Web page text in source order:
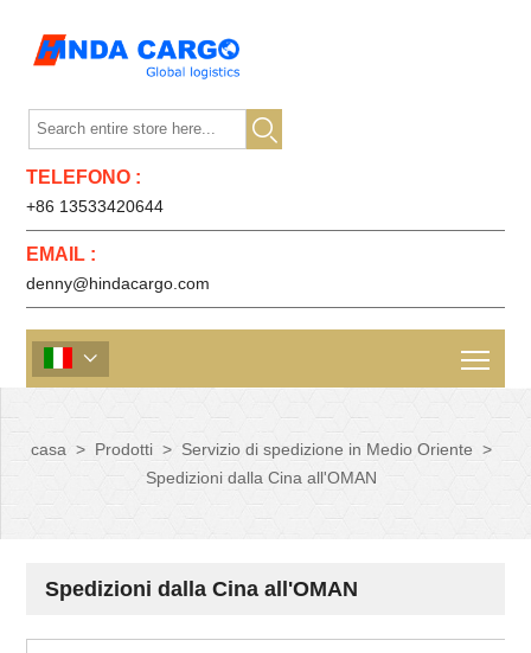

TELEFONO :
+86 13533420644
EMAIL :
denny@hindacargo.com

casa > Prodotti > Servizio di spedizione in Medio Oriente >
Spedizioni dalla Cina all'OMAN
Spedizioni dalla Cina all'OMAN